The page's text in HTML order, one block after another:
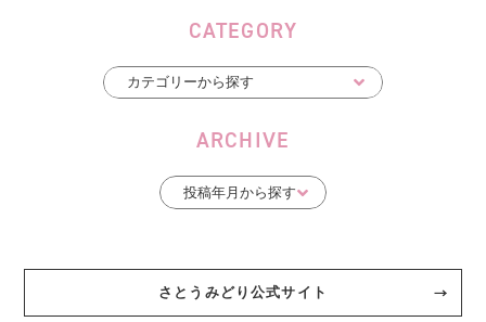
CATEGORY
ARCHIVE
さとうみどり公式サイト